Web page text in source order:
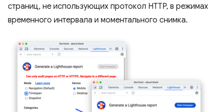
страниц, не использующих протокол HTTP, в режимах
временного интервала и моментального снимка.